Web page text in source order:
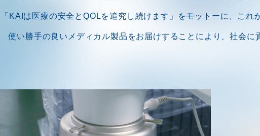
「KAIは医療の安全とQOLを追究し続けます」をモットーに、これ
使い勝手の良いメディカル製品をお届けすることにより、社会に